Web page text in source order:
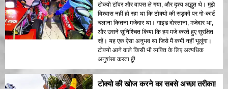
टोक्यो टॉवर और वापस ले गया, और दृश्य अद्भुत थे। मुझे
विश्वास नहीं हो रहा था कि टोक्यो की सड़कों पर गो-कार्ट
चलाना कितना मजेदार था। गाइड दोस्ताना, मजेदार था,
और उसने सुनिश्चित किया कि हम मजे करते हुए सुरक्षित
रहें। यह एक ऐसा अनुभव था जिसे मैं कभी नहीं भूलूंगा।
टोक्यो आने वाले किसी भी व्यक्ति के लिए अत्यधिक
अनुशंसा करता हूँ!
टोक्यो की खोज करने का सबसे अच्छा तरीका!